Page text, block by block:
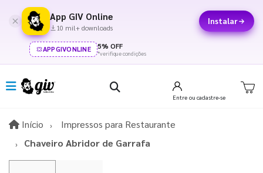
App GIV Online
10 mil+ downloads
Instalar
APPGIVONLINE 5% OFF
*verifique condições
Entre ou cadastre-se
Início InícioImpressos para Restaurante
Chaveiro Abridor de Garrafa